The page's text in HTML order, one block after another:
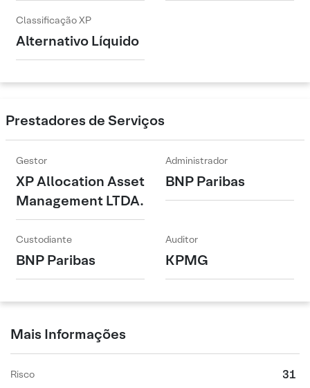
Classificação XP
Alternativo Líquido
Prestadores de Serviços
Gestor
XP Allocation Asset
Management LTDA.
Administrador
BNP Paribas
Custodiante
BNP Paribas
Auditor
KPMG
Mais Informações
Risco 31